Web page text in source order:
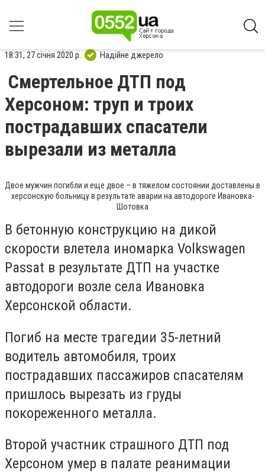
18:31, 27 січня 2020 р. Надійне джерело
Смертельное ДТП под
Херсоном: труп и троих
пострадавших спасатели
вырезали из металла
Двое мужчин погибли и еще двое – в тяжелом состоянии доставлены в
херсонскую больницу в результате аварии на автодороге Ивановка-
Шотовка
В бетонную конструкцию на дикой
скорости влетела иномарка Volkswagen
Passat в результате ДТП на участке
автодороги возле села Ивановка
Херсонской области.
Погиб на месте трагедии 35-летний
водитель автомобиля, троих
пострадавших пассажиров спасателям
пришлось вырезать из груды
покореженного металла.
Второй участник страшного ДТП под
Херсоном умер в палате реанимации